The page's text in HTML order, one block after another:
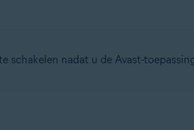
schakelen nadat u de Avast-